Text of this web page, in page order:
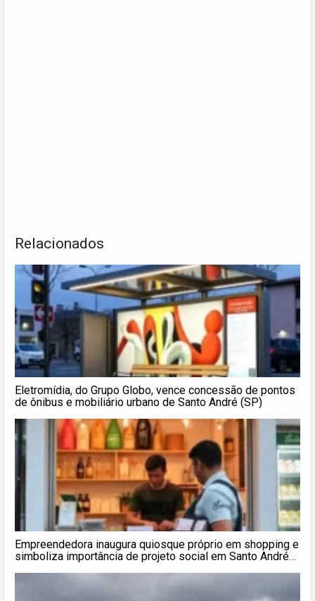
Relacionados
Eletromídia, do Grupo Globo, vence concessão de pontos
de ônibus e mobiliário urbano de Santo André (SP)
Empreendedora inaugura quiosque próprio em shopping e
simboliza importância de projeto social em Santo André